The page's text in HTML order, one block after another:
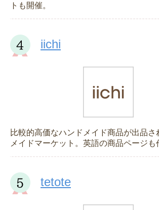
トも開催。
iichi
比較的高価なハンドメイド商品が出品さ
メイドマーケット。英語の商品ページも
tetote